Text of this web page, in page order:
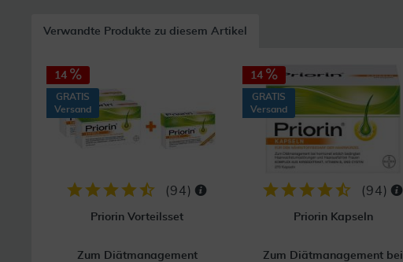
Verwandte Produkte zu diesem Artikel
14
GRATIS
Versand
(94)
Priorin Vorteilsset
Zum Diätmanagement
14
GRATIS
Versand
(94)
Priorin Kapseln
Zum Diätmanagement bei